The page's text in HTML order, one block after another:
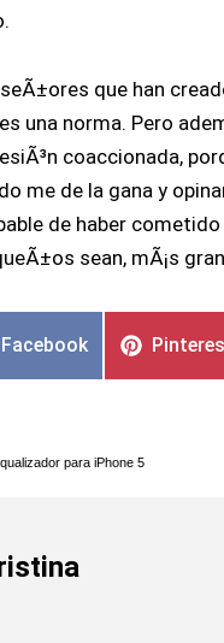
que han
una norma. Pero
coaccionada,
me de la gana y
de haber
sean, mÃ¡s
Facebook
para iPhone 5